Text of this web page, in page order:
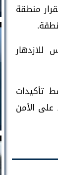
منطقة
للازدهار
تأكيدات
على الأمن